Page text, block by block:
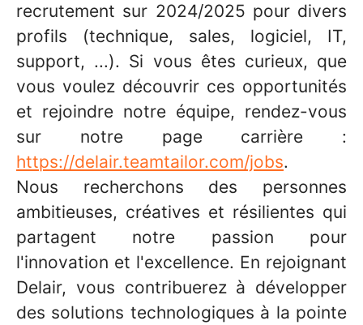
recrutement sur 2024/2025 pour divers
profils (technique, sales, logiciel, IT,
support, ...). Si vous êtes curieux, que
vous voulez découvrir ces opportunités
et rejoindre notre équipe, rendez-vous
sur notre page carrière :
https://delair.teamtailor.com/jobs.
Nous recherchons des personnes
ambitieuses, créatives et résilientes qui
partagent notre passion pour
l'innovation et l'excellence. En rejoignant
Delair, vous contribuerez à développer
des solutions technologiques à la pointe